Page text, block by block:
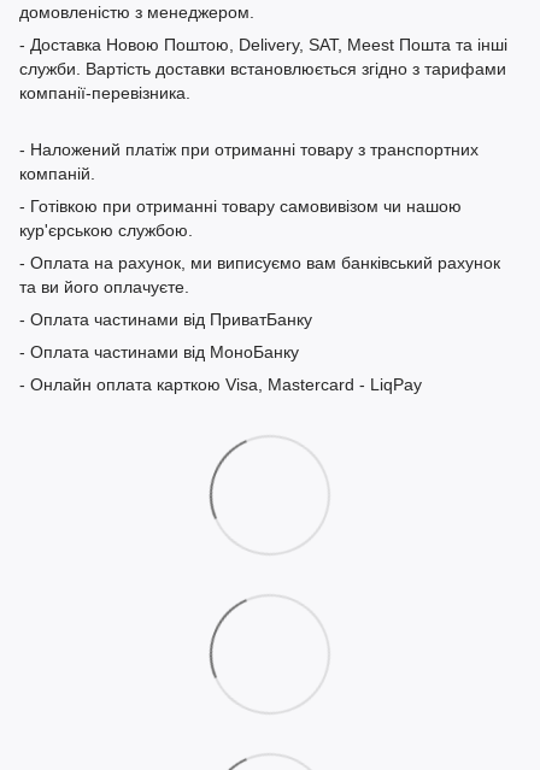
домовленістю з менеджером.
- Доставка Новою Поштою, Delivery, SAT, Meest Пошта та інші
служби. Вартість доставки встановлюється згідно з тарифами
компанії-перевізника.
- Наложений платіж при отриманні товару з транспортних
компаній.
- Готівкою при отриманні товару самовивізом чи нашою
кур'єрською службою.
- Оплата на рахунок, ми виписуємо вам банківський рахунок
та ви його оплачуєте.
- Оплата частинами від ПриватБанку
- Оплата частинами від МоноБанку
- Онлайн оплата карткою Visa, Mastercard - LiqPay